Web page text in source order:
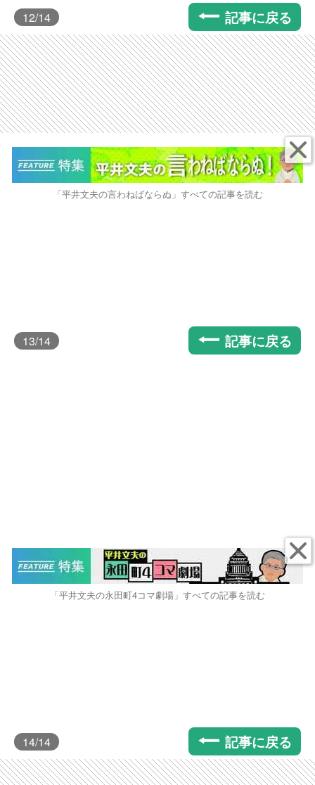
12/14 記事に戻る
「平井文夫の言わねばならぬ」すべての記事を読む
13/14 記事に戻る
「平井文夫の永田町4コマ劇場」すべての記事を読む
14/14 記事に戻る